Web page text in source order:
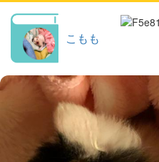
こもも